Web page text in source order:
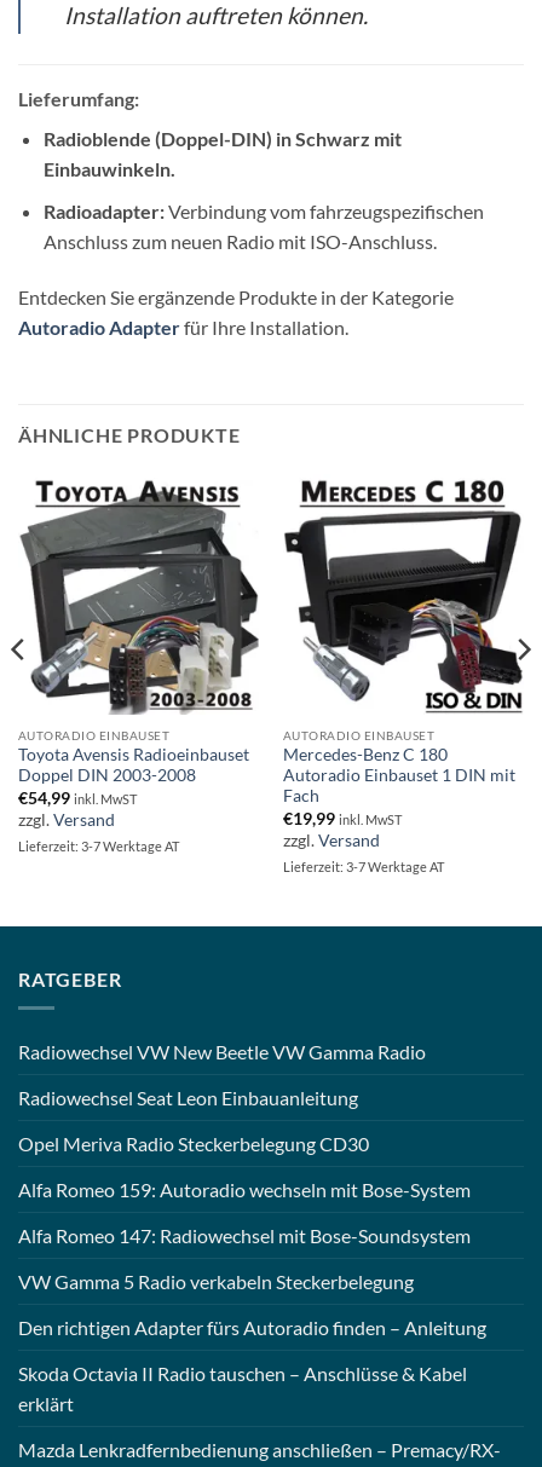
Installation auftreten können.
Lieferumfang:
Radioblende (Doppel-DIN) in Schwarz mit
Einbauwinkeln.
Radioadapter:Verbindung vom fahrzeugspezifischen
Anschluss zum neuen Radio mit ISO-Anschluss.
Entdecken Sie ergänzende Produkte in der Kategorie
Autoradio Adapterfür Ihre Installation.
ÄHNLICHE PRODUKTE
AUTORADIO EINBAUSET
Toyota Avensis Radioeinbauset
Doppel DIN 2003-2008
€54,99 inkl. MwST
zzgl.Versand
Lieferzeit: 3-7 Werktage AT
AUTORADIO EINBAUSET
Mercedes-Benz C 180
Autoradio Einbauset 1 DIN mit
Fach
€19,99 inkl. MwST
zzgl.Versand
Lieferzeit: 3-7 Werktage AT
RATGEBER
Radiowechsel VW New Beetle VW Gamma Radio
Radiowechsel Seat Leon Einbauanleitung
Opel Meriva Radio Steckerbelegung CD30
Alfa Romeo 159: Autoradio wechseln mit Bose-System
Alfa Romeo 147: Radiowechsel mit Bose-Soundsystem
VW Gamma 5 Radio verkabeln Steckerbelegung
Den richtigen Adapter fürs Autoradio finden – Anleitung
Skoda Octavia II Radio tauschen – Anschlüsse & Kabel
erklärt
Mazda Lenkradfernbedienung anschließen – Premacy/RX-